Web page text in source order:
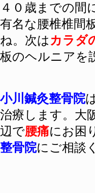
４０歳までの間
有名な腰椎椎間
ね。次は カラダ
板のヘルニアを
小川鍼灸整骨院
治療します。大
辺で腰痛にお困
整骨院にご相談